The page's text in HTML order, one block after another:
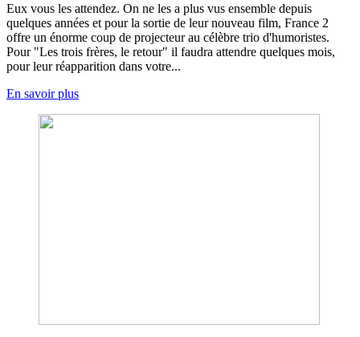
Eux vous les attendez. On ne les a plus vus ensemble depuis
quelques années et pour la sortie de leur nouveau film, France 2
offre un énorme coup de projecteur au célèbre trio d'humoristes.
Pour "Les trois frères, le retour" il faudra attendre quelques mois,
pour leur réapparition dans votre...
En savoir plus